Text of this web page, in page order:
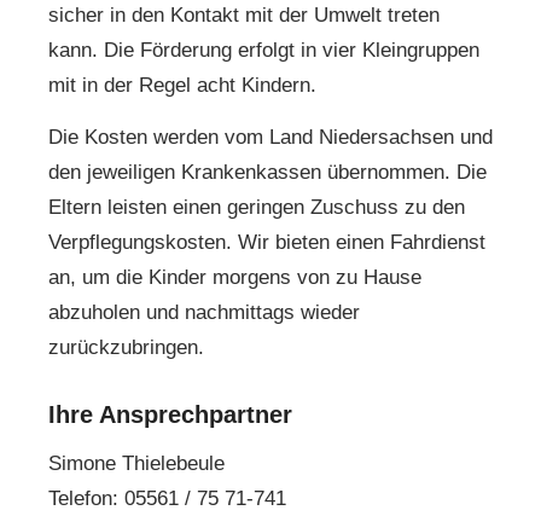
sicher in den Kontakt mit der Umwelt treten
kann. Die Förderung erfolgt in vier Kleingruppen
mit in der Regel acht Kindern.
Die Kosten werden vom Land Niedersachsen und
den jeweiligen Krankenkassen übernommen. Die
Eltern leisten einen geringen Zuschuss zu den
Verpflegungskosten. Wir bieten einen Fahrdienst
an, um die Kinder morgens von zu Hause
abzuholen und nachmittags wieder
zurückzubringen.
Ihre Ansprechpartner
Simone Thielebeule
Telefon: 05561 / 75 71-741